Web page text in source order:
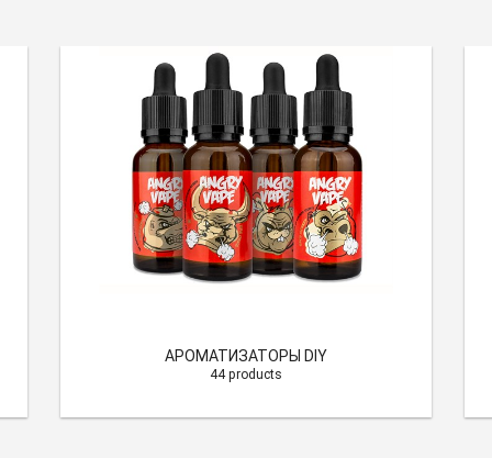
АРОМАТИЗАТОРЫ DIY
44 products